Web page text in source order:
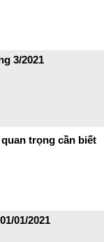
3/2021
trọng cần biết
01/2021